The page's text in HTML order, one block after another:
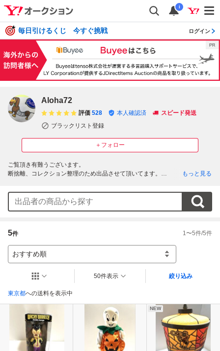
i
毎日引けるくじ 今すぐ挑戦 ログイン
Aloha72
＋フォロー
評価 528 本人確認済
スピード発送
ブラックリスト登録
ご覧頂き有難うございます。
断捨離、コレクション整理のため出品させて頂いてます。
しますので気になるものはお早めに落札お願い致します。
もっと見る
5件 1 〜5件/5件
おすすめ順
東京都への送料を表示中
50件表示 絞り込み
NEW